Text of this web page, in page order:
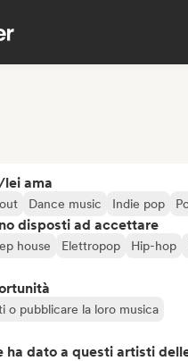
ama
Dance music Indie pop
disposti ad accettare
house Elettropop Hip-hop
o pubblicare la loro musica
ha dato a questi artisti